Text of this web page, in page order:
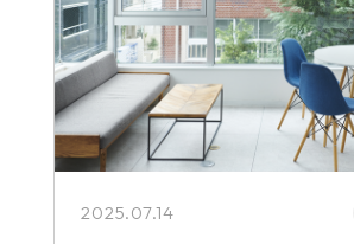
2025.07.14